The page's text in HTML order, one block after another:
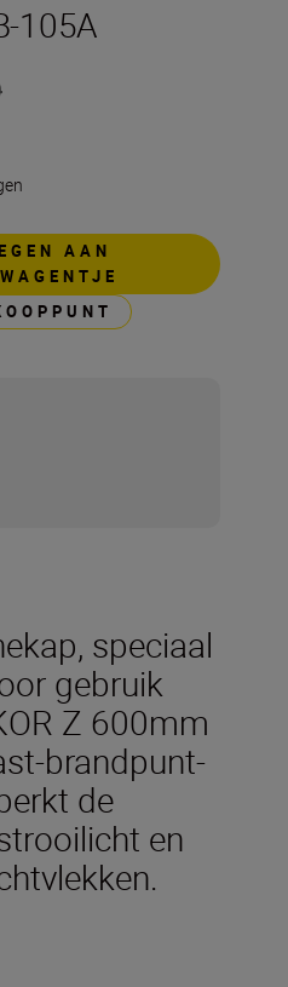
105A
AAN
speciaal
gebruik
Z 600mm
brandpunt-
de
en